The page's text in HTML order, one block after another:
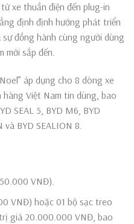
xe thuần điện đến plug-in
định định hướng phát triển
đồng hành cùng người dùng
mới sắp đến.
áp dụng cho 8 dòng xe
Việt Nam tin dùng, bao
SEAL 5, BYD M6, BYD
và BYD SEALION 8.
VNĐ).
VNĐ) hoặc 01 bộ sạc treo
giá 20.000.000 VNĐ, bao